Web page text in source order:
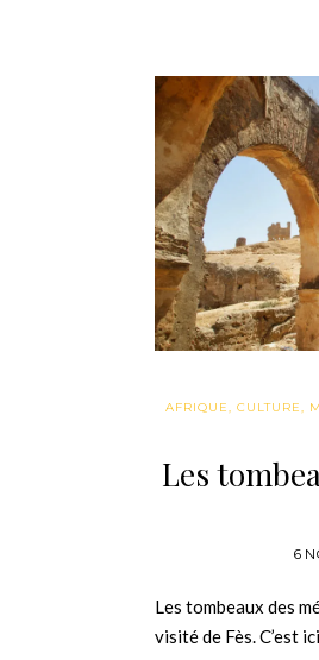
AFRIQUE, CULTURE,
Les
6
Les tombeaux des
visité de Fès. C’est